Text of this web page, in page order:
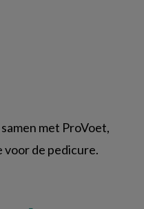
met ProVoet,
de pedicure.